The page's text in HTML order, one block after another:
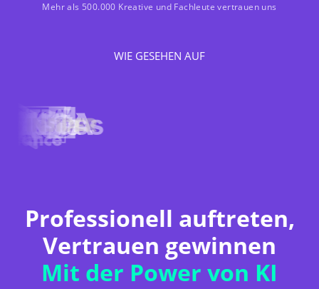
Mehr als 500.000 Kreative und Fachleute vertrauen uns
WIE GESEHEN AUF
Professionell auftreten,
Vertrauen gewinnen
Mit der Power von KI